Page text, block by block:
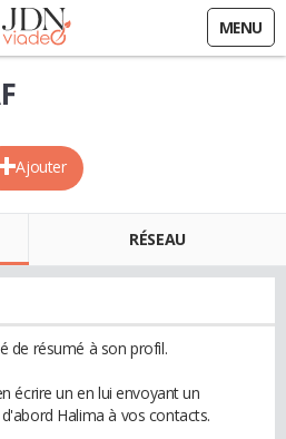
MENU
Ajouter
RÉSEAU
de résumé à son profil.
écrire un en lui envoyant un
Halima à vos contacts.